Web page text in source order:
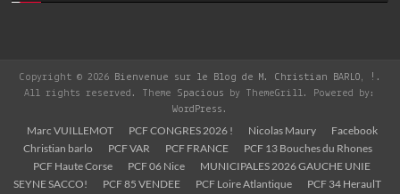
Copyright © 2026 Bienvenue sur le Blog de M. Christian BARLO, ! .
All rights reserved. Theme Spacious
by ThemeGrill. Powered by:
WordPress .
Marc VUILLEMOT PCF CONGRES 2026 ! Nicolas Maury
Facebook
Christian barlo
PCF VAR PCF FRANCE
PCF 13 Bouches du Rhones
PCF Haute Corse
PCF 06 Nice
MUNICIPALES 2026 GAUCHE UNIE
SEYNE SACCO!
PCF 85 VENDEE PCF Loire Atlantique
PCF 34 HeraulT